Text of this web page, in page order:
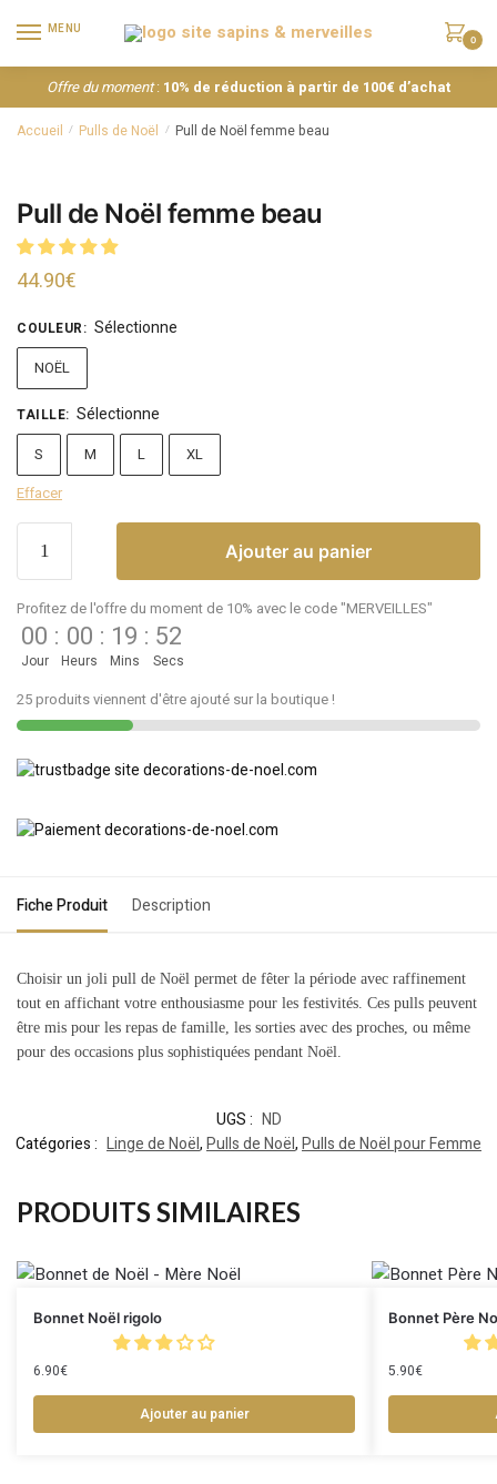
MENU
0
Offre du moment: 10% de réduction à partir de 100€ d’achat
Accueil / Pulls de Noël / Pull de Noël femme beau
Pull de Noël femme beau
44.90€
COULEUR: Sélectionne
NOËL
TAILLE: Sélectionne
S M L
XL
Effacer
Ajouter au panier
Profitez de l'offre du moment de 10% avec le code "MERVEILLES"
00
Jour
: 00
Heurs
: 19
Mins
: 52
Secs
25 produits viennent d'être ajouté sur la boutique !
Fiche Produit Description
Choisir un joli pull de Noël permet de fêter la période avec raffinement
tout en affichant votre enthousiasme pour les festivités. Ces pulls peuvent
être mis pour les repas de famille, les sorties avec des proches, ou même
pour des occasions plus sophistiquées pendant Noël.
UGS : ND
Catégories : Linge de Noël,Pulls de Noël,Pulls de Noël pour Femme
PRODUITS SIMILAIRES
Bonnet Noël rigolo
6.90€
Ajouter au panier
Bonnet Père
5.90€